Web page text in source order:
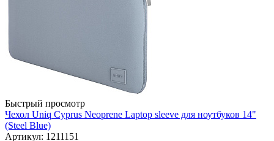
Быстрый просмотр
Чехол Uniq Cyprus Neoprene Laptop sleeve для ноутбуков 14"
(Steel Blue)
Артикул: 1211151